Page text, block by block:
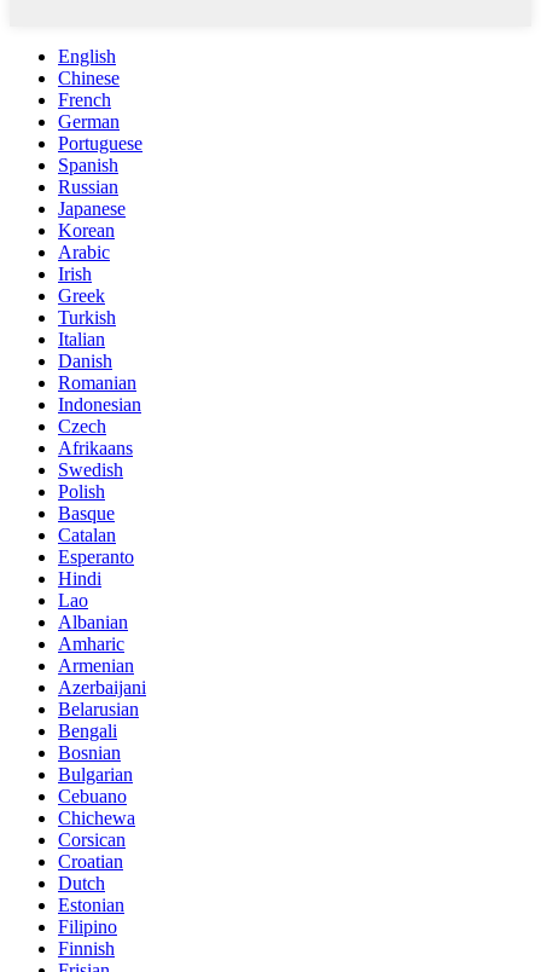
English
Chinese
French
German
Portuguese
Spanish
Russian
Japanese
Korean
Arabic
Irish
Greek
Turkish
Italian
Danish
Romanian
Indonesian
Czech
Afrikaans
Swedish
Polish
Basque
Catalan
Esperanto
Hindi
Lao
Albanian
Amharic
Armenian
Azerbaijani
Belarusian
Bengali
Bosnian
Bulgarian
Cebuano
Chichewa
Corsican
Croatian
Dutch
Estonian
Filipino
Finnish